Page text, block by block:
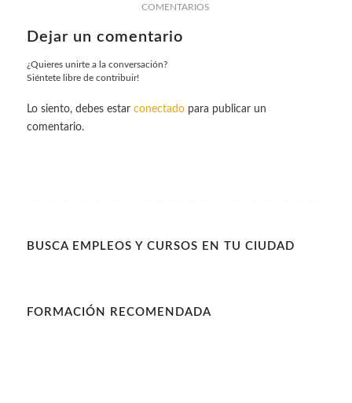
COMENTARIOS
Dejar un comentario
¿Quieres unirte a la conversación?
Siéntete libre de contribuir!
Lo siento, debes estar conectadopara publicar un
comentario.
BUSCA EMPLEOS Y CURSOS EN TU CIUDAD
FORMACIÓN RECOMENDADA